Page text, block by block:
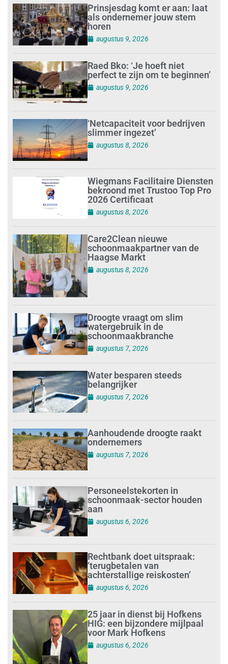
Prinsjesdag komt er aan: laat
als ondernemer jouw stem
horen
augustus 9, 2026
Raed Bko: ‘Je hoeft niet
perfect te zijn om te beginnen’
augustus 9, 2026
‘Netcapaciteit voor bedrijven
slimmer ingezet’
augustus 8, 2026
Wiegmans Facilitaire Diensten
bekroond met Trustoo Top Pro
2026 Certificaat
augustus 8, 2026
Care2Clean nieuwe
schoonmaakpartner van de
Haagse Markt
augustus 8, 2026
Droogte vraagt om slim
watergebruik in de
schoonmaakbranche
augustus 7, 2026
Water besparen steeds
belangrijker
augustus 7, 2026
Aanhoudende droogte raakt
ondernemers
augustus 7, 2026
Personeelstekorten in
schoonmaak-sector houden
aan
augustus 6, 2026
Rechtbank doet uitspraak:
’terugbetalen van
achterstallige reiskosten’
augustus 6, 2026
25 jaar in dienst bij Hofkens
HIG: een bijzondere mijlpaal
voor Mark Hofkens
augustus 6, 2026